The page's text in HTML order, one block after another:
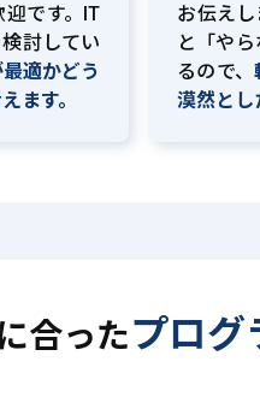
です。IT
討してい
適かどう
ます。
お伝えし
と「や
るので、
漠然とし
合ったプログ